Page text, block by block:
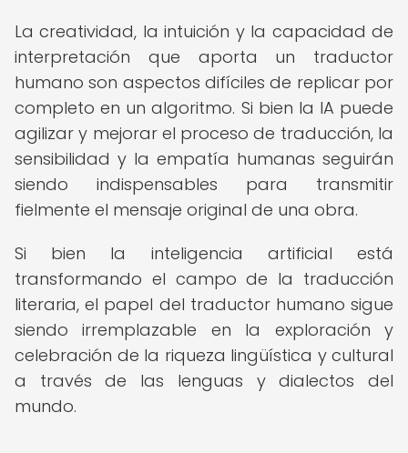
La creatividad, la intuición y la capacidad de
interpretación que aporta un traductor
humano son aspectos difíciles de replicar por
completo en un algoritmo. Si bien la IA puede
agilizar y mejorar el proceso de traducción, la
sensibilidad y la empatía humanas seguirán
siendo indispensables para transmitir
fielmente el mensaje original de una obra.
Si bien la inteligencia artificial está
transformando el campo de la traducción
literaria, el papel del traductor humano sigue
siendo irremplazable en la exploración y
celebración de la riqueza lingüística y cultural
a través de las lenguas y dialectos del
mundo.